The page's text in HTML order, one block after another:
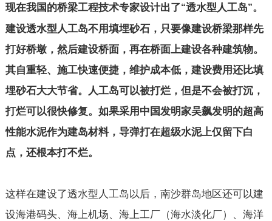
现在我国的桥梁工程技术专家设计出了“透水型人工岛”。
建设透水型人工岛不用填埋砂石，只要像建设桥梁那样先
打好桥墩，然后建设桥面，再在桥面上建设各种建筑物。
其自重轻、施工快速便捷，维护成本低，建设费用还比填
埋砂石大大节省。人工岛可以被打烂，但是不会被打沉，
打烂可以很快修复。如果采用中国发明家吴飙发明的超高
性能水泥作为建岛材料，导弹打在超级水泥上仅留下白
点，还根本打不烂。
这样在建设了透水型人工岛以后，南沙群岛地区还可以建
设海港码头、海上机场、海上工厂（海水淡化厂）、海洋